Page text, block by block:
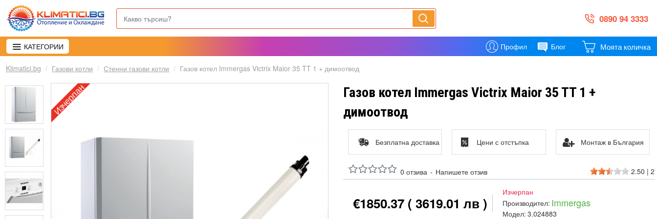
0890 94 3333
КАТЕГОРИИ Профил Блог Моята количка
Klimatici.bg Газови котли Стенни газови котли Газов котел Immergas Victrix Maior 35 TT 1 + димоотвод
Изчерпан
Газов котел Immergas Victrix Maior 35 TT 1 +
димоотвод
0 отзива - Напишете отзив 2.50 | 2
€1850.37 ( 3619.01 лв )
Изчерпан
Производител: Immergas
Модел: 3.024883
Безплатна доставка Цени с отстъпка Монтаж в България